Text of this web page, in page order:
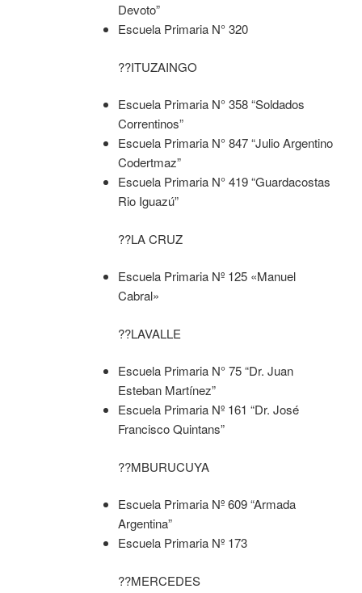
Devoto”
Escuela Primaria N° 320
??ITUZAINGO
Escuela Primaria N° 358 “Soldados
Correntinos”
Escuela Primaria N° 847 “Julio Argentino
Codertmaz”
Escuela Primaria N° 419 “Guardacostas
Rio Iguazú”
??LA CRUZ
Escuela Primaria Nº 125 «Manuel
Cabral»
??LAVALLE
Escuela Primaria N° 75 “Dr. Juan
Esteban Martínez”
Escuela Primaria Nº 161 “Dr. José
Francisco Quintans”
??MBURUCUYA
Escuela Primaria Nº 609 “Armada
Argentina”
Escuela Primaria Nº 173
??MERCEDES